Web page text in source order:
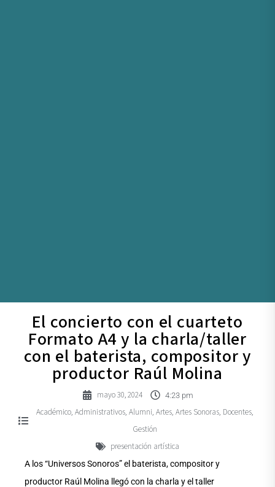
El concierto con el cuarteto
Formato A4 y la charla/taller
con el baterista, compositor y
productor Raúl Molina
mayo 30, 2024 4:23 pm
Académico Administrativos Alumni Artes Artes Sonoras Docentes
Gestión
presentación artística
A los “Universos Sonoros” el baterista, compositor y
productor Raúl Molina llegó con la charla y el taller